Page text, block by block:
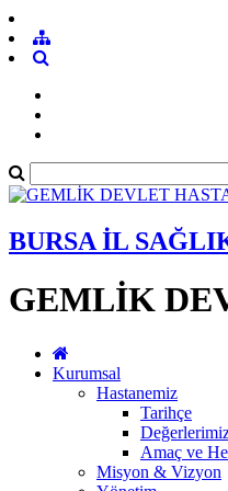
BURSA İL
GEMLİK
Kurumsal
Hastanemiz
Tarihçe
Amaç ve
Misyon & Vizyon